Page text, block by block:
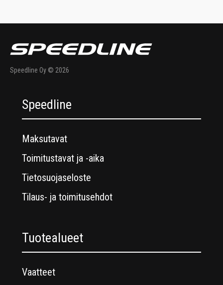
Speedline Oy © 2026
Speedline
Maksutavat
Toimitustavat ja -aika
Tietosuojaseloste
Tilaus- ja toimitusehdot
Tuotealueet
Vaatteet